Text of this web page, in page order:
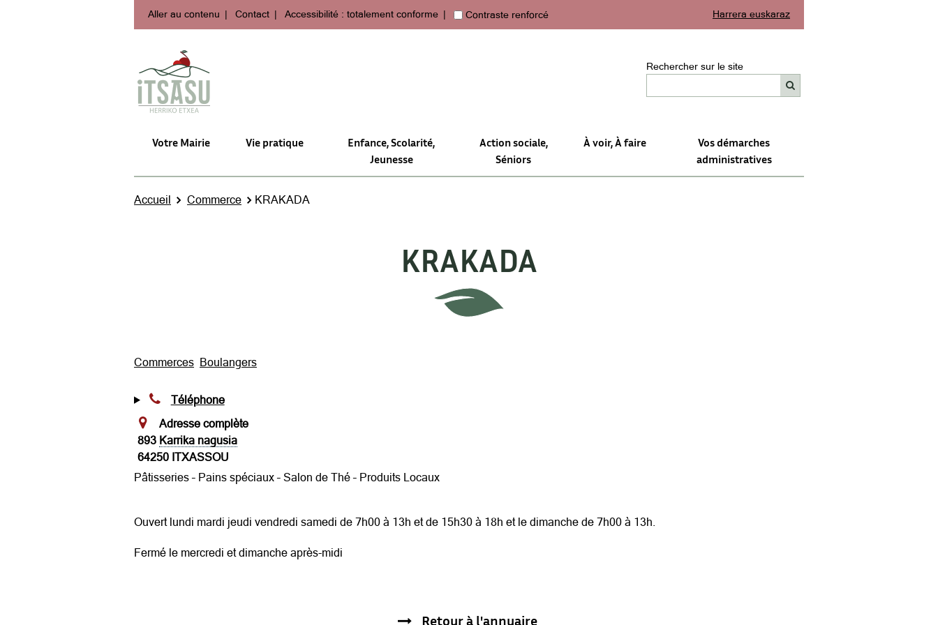
Aller au contenu Contact Accessibilité : totalement conforme Contraste renforcé Harrera euskaraz
Rechercher sur le site
Votre Mairie Vie pratique
Enfance, Scolarité,
Jeunesse
Action sociale,
Séniors
À voir, À faire
Vos démarches
administratives
Accueil Commerce KRAKADA
KRAKADA
Commerces Boulangers
Téléphone
Adresse complète
893 Karrika nagusia
64250 ITXASSOU
Pâtisseries – Pains spéciaux – Salon de Thé – Produits Locaux
Ouvert lundi mardi jeudi vendredi samedi de 7h00 à 13h et de 15h30 à 18h et le dimanche de 7h00 à 13h.
Fermé le mercredi et dimanche après-midi
Retour à l'annuaire